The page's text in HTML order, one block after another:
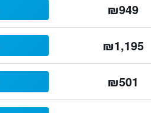
₪949
₪1,195
₪501